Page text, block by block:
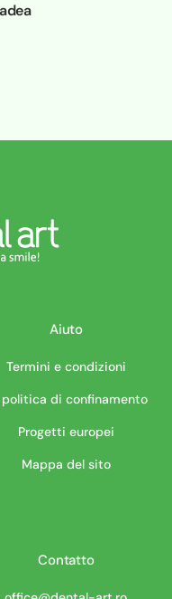
Aiuto
Termini e condizioni
politica di confinamento
Progetti europei
Mappa del sito
Contatto